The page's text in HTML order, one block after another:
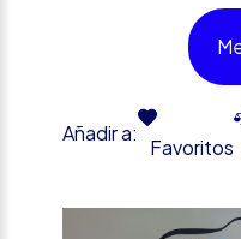
Añadir a:
Favoritos